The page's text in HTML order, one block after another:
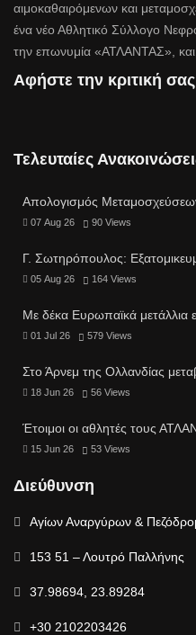
αιμοκαθαιρόμενων και
ένα νέο Αθλητικό Σύλλογο
την επωνυμία «ΑΤΛΑΝΤΑΣ»,
Αφήστε την κριτική σας
Τελευταίες
Απολογισμός
07 Aug 26 90 Views
Γ. Σωτηρόπουλος:
05 Aug 26 164 Views
Με δέκα Ευρωπαϊκά μετάλλια
01 Jul 26 579 Views
Στο Άρνεμ της Ολλανδίας
18 Jun 26 56 Views
Έτοιμοι οι αθλητές τους
15 Jun 26 53 Views
Διεύθυνση
Αγίων Αναργύρων &
153 51 – Λουτρό Παλλήνης
37.98694, 23.89284
+30 2102203426